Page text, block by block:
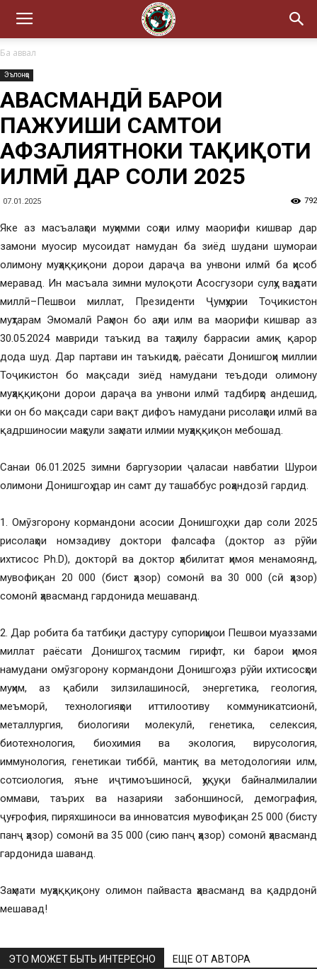
Ба аввал
Эълонҳо
ҲАВАСМАНДӢ БАРОИ
ПАЖУҲИШИ САМТҲОИ
АФЗАЛИЯТНОКИ ТАҲҚИҚОТИ
ИЛМӢ ДАР СОЛИ 2025
07.01.2025 792
Яке аз масъалаҳои муҳимми соҳаи илму маорифи кишвар дар
замони муосир мусоидат намудан ба зиёд шудани шумораи
олимону муҳаққиқони дорои дараҷа ва унвони илмӣ ба ҳисоб
меравад. Ин масъала зимни мулоқоти Асосгузори сулҳу ваҳдати
миллӣ–Пешвои миллат, Президенти Ҷумҳурии Тоҷикистон
муҳтарам Эмомалӣ Раҳмон бо аҳли илм ва маорифи кишвар аз
30.05.2024 мавриди таъкид ва таҳлилу баррасии амиқ қарор
дода шуд. Дар партави ин таъкидҳо, раёсати Донишгоҳи миллии
Тоҷикистон бо мақсади зиёд намудани теъдоди олимону
муҳаққиқони дорои дараҷа ва унвони илмӣ тадбирҳо андешид,
ки он бо мақсади сари вақт дифоъ намудани рисолаҳои илмӣ ва
қадршиносии маҳсули заҳмати илмии муҳаққиқон мебошад.
Санаи 06.01.2025 зимни баргузории ҷаласаи навбатии Шурои
олимони Донишгоҳ дар ин самт ду ташаббус роҳандозӣ гардид.
1. Омӯзгорону кормандони асосии Донишгоҳ, ки дар соли 2025
рисолаҳои номзадиву доктори фалсафа (доктор аз рӯйи
ихтисос Ph.D), докторӣ ва доктор ҳабилитат ҳимоя менамоянд,
мувофиқан 20 000 (бист ҳазор) сомонӣ ва 30 000 (сӣ ҳазор)
сомонӣ ҳавасманд гардонида мешаванд.
2. Дар робита ба татбиқи дастуру супориҳшои Пешвои муаззами
миллат раёсати Донишгоҳ тасмим гирифт, ки барои ҳимоя
намудани омӯзгорону кормандони Донишгоҳ аз рӯйи ихтисосҳои
муҳим, аз қабили зилзилашиносӣ, энергетика, геология,
меъморӣ, технологияҳои иттилоотиву коммуникатсионӣ,
металлургия, биологияи молекулӣ, генетика, селексия,
биотехнология, биохимия ва экология, вирусология,
иммунология, генетикаи тиббӣ, мантиқ ва методологияи илм,
сотсиология, яъне иҷтимоъшиносӣ, ҳуқуқи байналмилалии
оммави, таърих ва назарияи забоншиносӣ, демография,
ҷуғрофия, пиряхшиноси ва инноватсия мувофиқан 25 000 (бисту
панҷ ҳазор) сомонӣ ва 35 000 (сию панҷ ҳазор) сомонӣ ҳавасманд
гардонида шаванд.
Заҳмати муҳаққиқону олимон пайваста ҳавасманд ва қадрдонӣ
мешавад!
ЭТО МОЖЕТ БЫТЬ ИНТЕРЕСНО ЕЩЕ ОТ АВТОРА